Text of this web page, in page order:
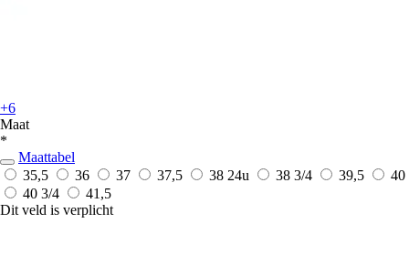
+6
Maat
*
Maattabel
35,5
36 37 37,5 38 24u 38 3/4 39,5
40
40 3/4
41,5
Dit veld is verplicht